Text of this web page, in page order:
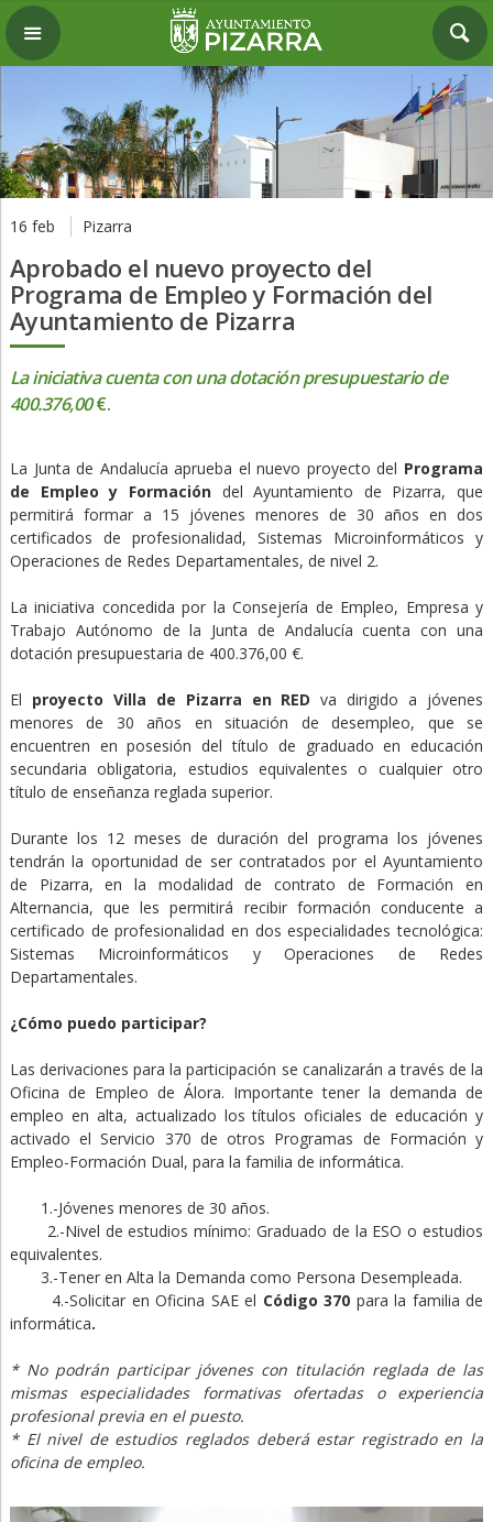
16 feb Pizarra
Aprobado el nuevo proyecto del
Programa de Empleo y Formación del
Ayuntamiento de Pizarra
La iniciativa cuenta con una dotación presupuestario de
400.376,00€.
La Junta de Andalucía aprueba el nuevo proyecto del Programa
de Empleo y Formacióndel Ayuntamiento de Pizarra, que
permitirá formar a 15 jóvenes menores de 30 años en dos
certificados de profesionalidad, Sistemas Microinformáticos y
Operaciones de Redes Departamentales, de nivel 2.
La iniciativa concedida por la Consejería de Empleo, Empresa y
Trabajo Autónomo de la Junta de Andalucía cuenta con una
dotación presupuestaria de 400.376,00 €.
El proyecto Villa de Pizarra en RED va dirigido a jóvenes
menores de 30 años en situación de desempleo, que se
encuentren en posesión del título de graduado en educación
secundaria obligatoria, estudios equivalentes o cualquier otro
título de enseñanza reglada superior.
Durante los 12 meses de duración del programa los jóvenes
tendrán la oportunidad de ser contratados por el Ayuntamiento
de Pizarra, en la modalidad de contrato de Formación en
Alternancia, que les permitirá recibir formación conducente a
certificado de profesionalidad en dos especialidades tecnológica:
Sistemas Microinformáticos y Operaciones de Redes
Departamentales.
¿Cómo puedo participar?
Las derivaciones para la participación se canalizarán a través de la
Oficina de Empleo de Álora. Importante tener la demanda de
empleo en alta, actualizado los títulos oficiales de educación y
activado el Servicio 370 de otros Programas de Formación y
Empleo-Formación Dual, para la familia de informática.
1.-Jóvenes menores de 30 años.
2.-Nivel de estudios mínimo: Graduado de la ESO o estudios
equivalentes.
3.-Tener en Alta la Demanda como Persona Desempleada.
4.-Solicitar en Oficina SAE el Código 370 para la familia de
informática.
* No podrán participar jóvenes con titulación reglada de las
mismas especialidades formativas ofertadas o experiencia
profesional previa en el puesto.
* El nivel de estudios reglados deberá estar registrado en la
oficina de empleo.